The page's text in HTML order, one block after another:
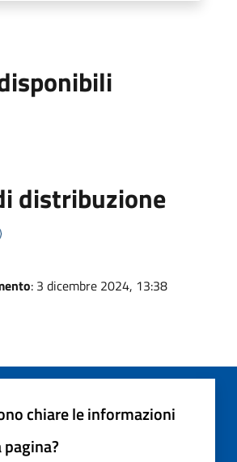
distribuzione
: 3 dicembre 2024, 13:38
chiare le informazioni